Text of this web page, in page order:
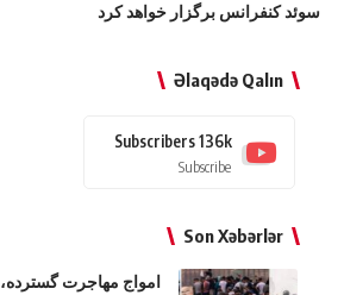
سوئد کنفرانس برگزار خواهد کرد
Əlaqədə Qalın
136k
Subscribers
Subscribe
Son Xəbərlər
امواج‌ مهاجرت گسترده،